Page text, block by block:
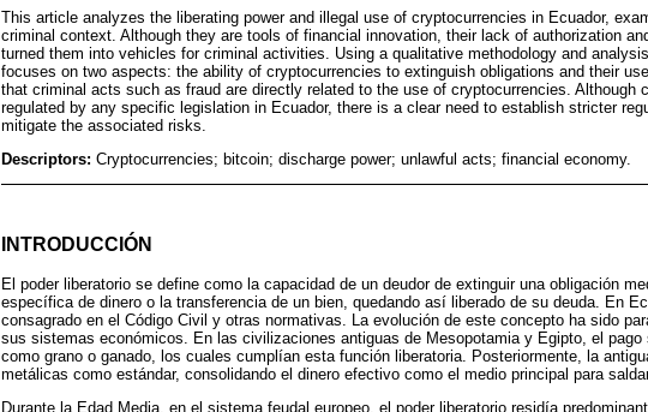
This article analyzes the liberating power and illegal use of cryptocurrencies in Ecuador,
criminal context. Although they are tools of financial innovation, their lack of authorization
turned them into vehicles for criminal activities. Using a qualitative methodology and
focuses on two aspects: the ability of cryptocurrencies to extinguish obligations and their
that criminal acts such as fraud are directly related to the use of cryptocurrencies. Although
regulated by any specific legislation in Ecuador, there is a clear need to establish stricter
mitigate the associated risks.
Descriptors: Cryptocurrencies; bitcoin; discharge power; unlawful acts; financial economy.
INTRODUCCIÓN
El poder liberatorio se define como la capacidad de un deudor de extinguir una obligación
específica de dinero o la transferencia de un bien, quedando así liberado de su deuda. En
consagrado en el Código Civil y otras normativas. La evolución de este concepto ha sido
sus sistemas económicos. En las civilizaciones antiguas de Mesopotamia y Egipto, el pago
como grano o ganado, los cuales cumplían esta función liberatoria. Posteriormente, la
metálicas como estándar, consolidando el dinero efectivo como el medio principal para
Durante la Edad Media, en el sistema feudal europeo, el poder liberatorio residía